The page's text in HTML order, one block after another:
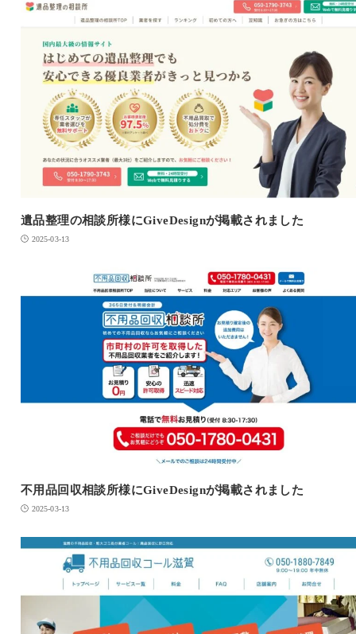
遺品整理の相談所様にGiveDesignが掲載されました
2025-03-13
不用品回収相談所様にGiveDesignが掲載されました
2025-03-13